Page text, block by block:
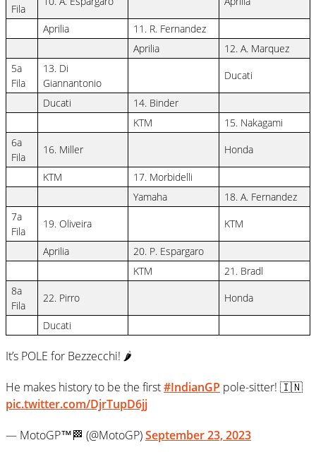
Fila
Aprilia
11. R. Fernandez
Aprilia
12. A. Marquez
5a
Fila
13. Di
Giannantonio
Ducati
Ducati
14. Binder
KTM
15. Nakagami
6a
Fila
16. Miller Honda
KTM
17. Morbidelli
Yamaha
18. A. Fernandez
7a
Fila
19. Oliveira KTM
Aprilia
20. P. Espargaro
KTM
21. Bradl
8a
Fila
22. Pirro Honda
Ducati
It’s POLE for Bezzecchi! 🌶️
He makes history to be the first#IndianGP pole-sitter! 🇮🇳
pic.twitter.com/DjrTupD6jj
— MotoGP™🏁 (@MotoGP)September 23, 2023